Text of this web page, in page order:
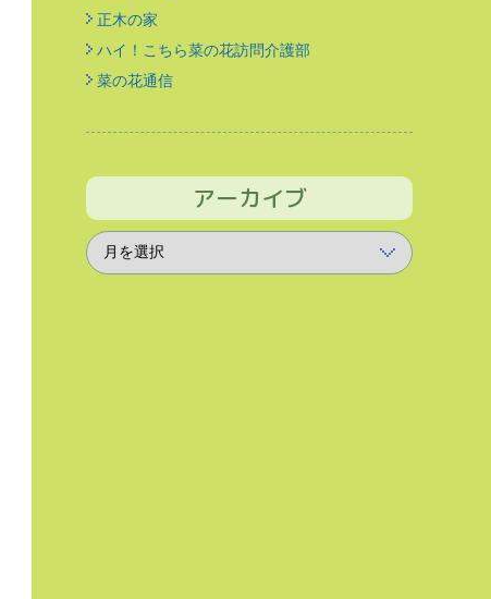
正木の家
ハイ！こちら菜の花訪問介護部
菜の花通信
アーカイブ